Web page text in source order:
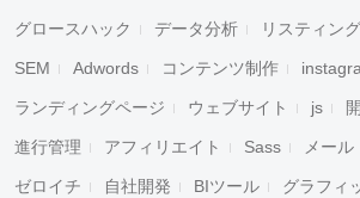
グロースハック データ分析 リスティン
SEM Adwords コンテンツ制作
ランディングページ ウェブサイト js
進行管理 アフィリエイト Sass メール
ゼロイチ 自社開発 BIツール グラフィ